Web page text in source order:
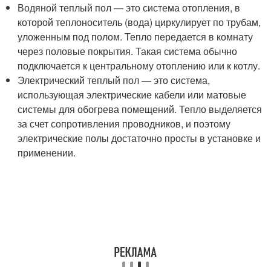
Водяной теплый пол — это система отопления, в
которой теплоноситель (вода) циркулирует по трубам,
уложенным под полом. Тепло передается в комнату
через половые покрытия. Такая система обычно
подключается к центральному отоплению или к котлу.
Электрический теплый пол — это система,
использующая электрические кабели или матовые
системы для обогрева помещений. Тепло выделяется
за счет сопротивления проводников, и поэтому
электрические полы достаточно просты в установке и
применении.